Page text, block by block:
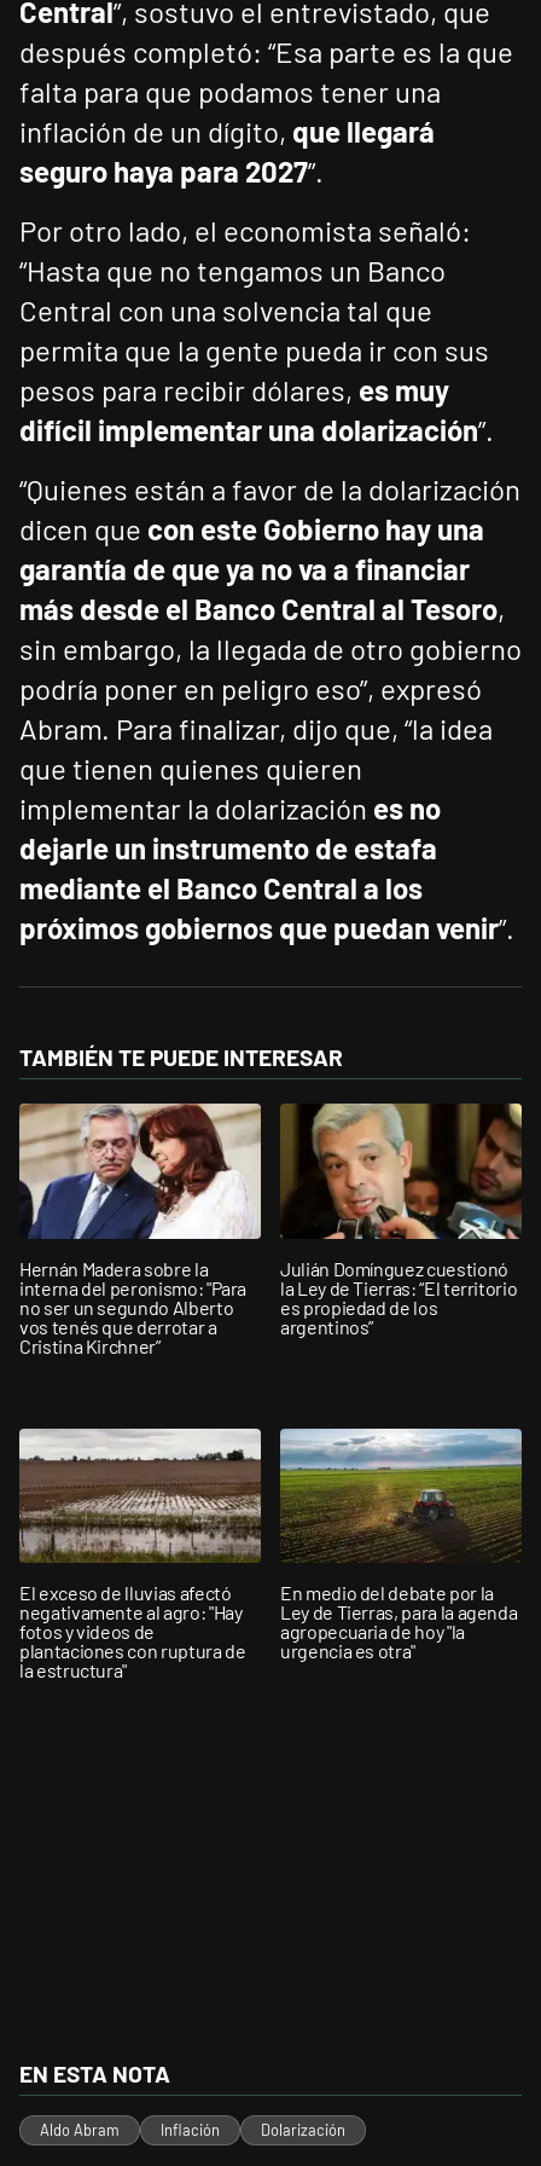
Central”, sostuvo el entrevistado, que
después completó: “Esa parte es la que
falta para que podamos tener una
inflación de un dígito, que llegará
seguro haya para 2027”.
Por otro lado, el economista señaló:
“Hasta que no tengamos un Banco
Central con una solvencia tal que
permita que la gente pueda ir con sus
pesos para recibir dólares, es muy
difícil implementar una dolarización”.
“Quienes están a favor de la dolarización
dicen que con este Gobierno hay una
garantía de que ya no va a financiar
más desde el Banco Central al Tesoro,
sin embargo, la llegada de otro gobierno
podría poner en peligro eso”, expresó
Abram. Para finalizar, dijo que, “la idea
que tienen quienes quieren
implementar la dolarización es no
dejarle un instrumento de estafa
mediante el Banco Central a los
próximos gobiernos que puedan venir”.
TAMBIÉN TE PUEDE INTERESAR
Hernán Madera sobre la
interna del peronismo: "Para
no ser un segundo Alberto
vos tenés que derrotar a
Cristina Kirchner”
Julián Domínguez cuestionó
la Ley de Tierras: “El territorio
es propiedad de los
argentinos”
El exceso de lluvias afectó
negativamente al agro: "Hay
fotos y videos de
plantaciones con ruptura de
la estructura"
En medio del debate por la
Ley de Tierras, para la agenda
agropecuaria de hoy "la
urgencia es otra"
EN ESTA NOTA
Aldo Abram Inflación Dolarización